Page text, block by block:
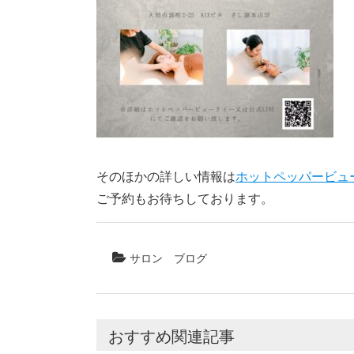
そのほかの詳しい情報はホットペッパービュ
ご予約もお待ちしております。
サロン ブログ
おすすめ関連記事